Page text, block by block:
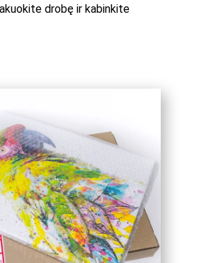
drobę ir kabinkite